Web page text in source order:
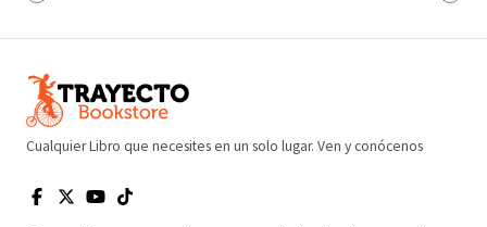
Cualquier Libro que necesites en un solo lugar. Ven y conócenos